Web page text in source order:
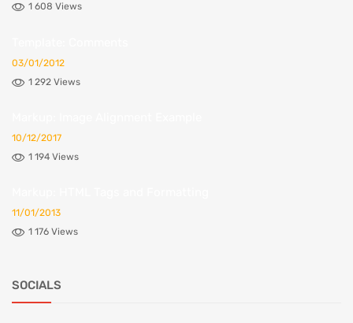
1 608 Views
03/01/2012
1 292 Views
10/12/2017
1 194 Views
11/01/2013
1 176 Views
SOCIALS